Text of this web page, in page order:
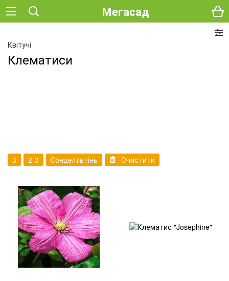
Мегасад
Квітучі
Клематиси
3 2-3 Сонце/півтінь Очистити